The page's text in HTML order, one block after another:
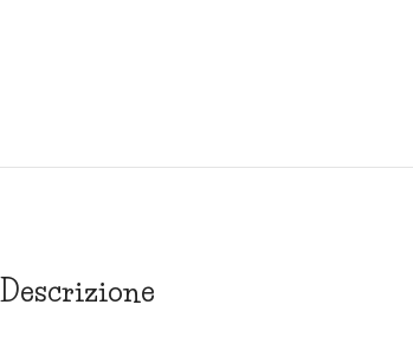
Descrizione